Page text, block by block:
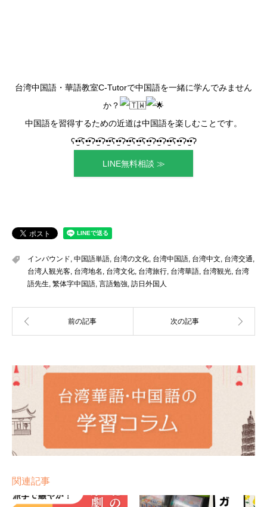
台湾中国語・華語教室C-Tutorで中国語を一緒に学んでみません
か？
中国語を習得するための近道は中国語を楽しむことです。
ʕ•̫͡•ʕ•̫͡•ʔ•̫͡•ʔ•̫͡•ʕ•̫͡•ʔ•̫͡•ʕ•̫͡•ʕ•̫͡•ʔ•̫͡•ʔ•̫͡•ʕ•̫͡•ʔ•̫͡•ʔ
LINE無料相談 ≫
インバウンド, 中国語単語, 台湾の文化, 台湾中国語, 台湾中文, 台湾交通,
台湾人観光客, 台湾地名 , 台湾文化, 台湾旅行, 台湾華語, 台湾観光, 台湾
語先生, 繁体字中国語, 言語勉強, 訪日外国人
関連記事